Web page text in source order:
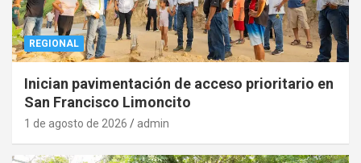
REGIONAL
Inician pavimentación de acceso prioritario en
San Francisco Limoncito
1 de agosto de 2026 admin